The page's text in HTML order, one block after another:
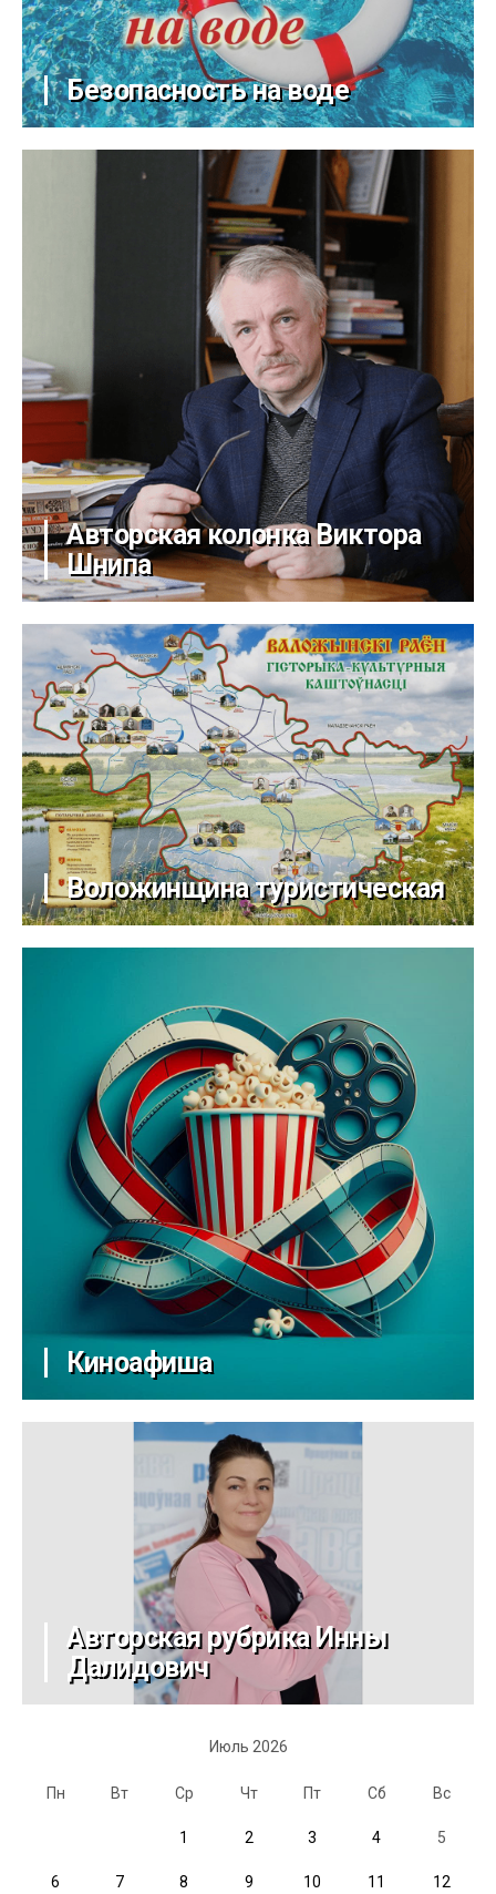
Безопасность на воде
Авторская колонка Виктора
Шнипа
Воложинщина туристическая
Киноафиша
Авторская рубрика Инны
Далидович
Июль 2026
Пн Вт Ср Чт Пт Сб Вс
1 2 3 4 5
6 7 8 9 10 11 12